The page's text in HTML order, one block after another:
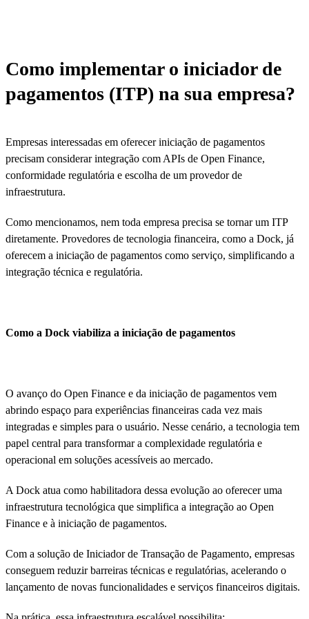
Como implementar o iniciador de
pagamentos (ITP) na sua empresa?
Empresas interessadas em oferecer iniciação de pagamentos
precisam considerar integração com APIs de Open Finance,
conformidade regulatória e escolha de um provedor de
infraestrutura.
Como mencionamos, nem toda empresa precisa se tornar um ITP
diretamente. Provedores de tecnologia financeira, como a Dock, já
oferecem a iniciação de pagamentos como serviço, simplificando a
integração técnica e regulatória.
Como a Dock viabiliza a iniciação de pagamentos
O avanço do Open Finance e da iniciação de pagamentos vem
abrindo espaço para experiências financeiras cada vez mais
integradas e simples para o usuário. Nesse cenário, a tecnologia tem
papel central para transformar a complexidade regulatória e
operacional em soluções acessíveis ao mercado.
A Dock atua como habilitadora dessa evolução ao oferecer uma
infraestrutura tecnológica que simplifica a integração ao Open
Finance e à iniciação de pagamentos.
Com a solução de Iniciador de Transação de Pagamento, empresas
conseguem reduzir barreiras técnicas e regulatórias, acelerando o
lançamento de novas funcionalidades e serviços financeiros digitais.